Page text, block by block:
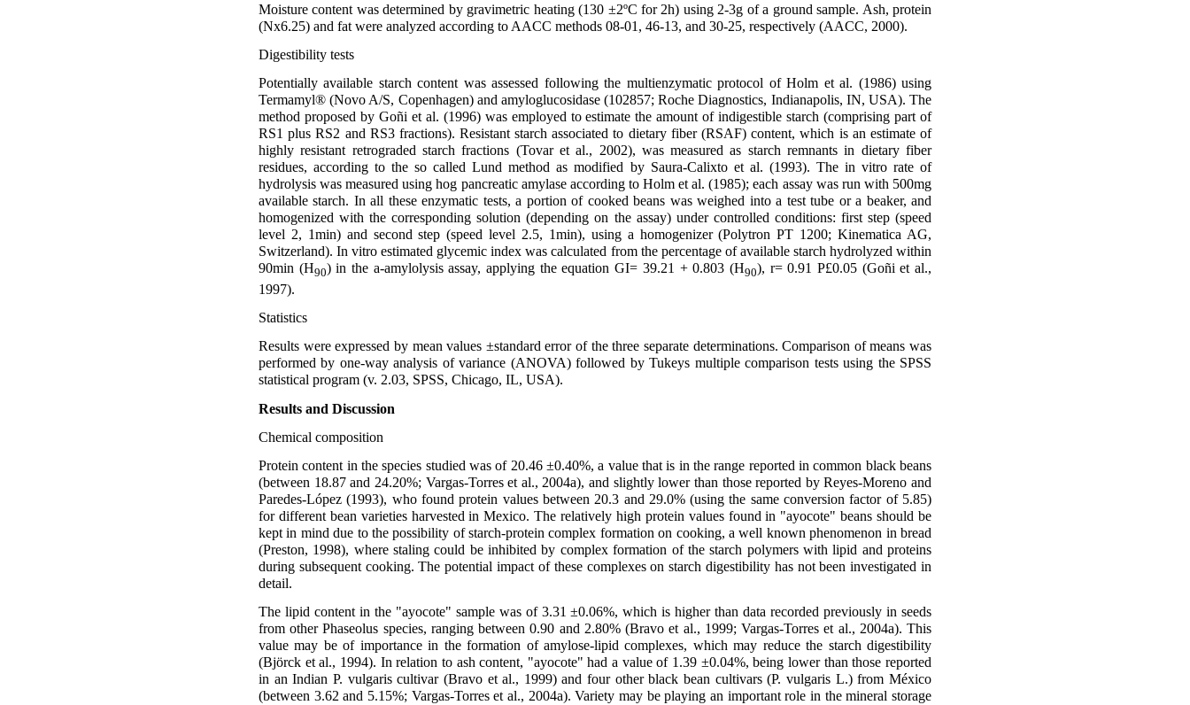
Moisture content was determined by gravimetric heating (130 ±2ºC for 2h) using 2-3g of a ground sample. Ash, protein
(Nx6.25) and fat were analyzed according to AACC methods 08-01, 46-13, and 30-25, respectively (AACC, 2000).
Digestibility tests
Potentially available starch content was assessed following the multienzymatic protocol of Holm et al. (1986) using
Termamyl® (Novo A/S, Copenhagen) and amyloglucosidase (102857; Roche Diagnostics, Indianapolis, IN, USA). The
method proposed by Goñi et al. (1996) was employed to estimate the amount of indigestible starch (comprising part of
RS1 plus RS2 and RS3 fractions). Resistant starch associated to dietary fiber (RSAF) content, which is an estimate of
highly resistant retrograded starch fractions (Tovar et al., 2002), was measured as starch remnants in dietary fiber
residues, according to the so called Lund method as modified by Saura-Calixto et al. (1993). The in vitro rate of
hydrolysis was measured using hog pancreatic amylase according to Holm et al. (1985); each assay was run with 500mg
available starch. In all these enzymatic tests, a portion of cooked beans was weighed into a test tube or a beaker, and
homogenized with the corresponding solution (depending on the assay) under controlled conditions: first step (speed
level 2, 1min) and second step (speed level 2.5, 1min), using a homogenizer (Polytron PT 1200; Kinematica AG,
Switzerland). In vitro estimated glycemic index was calculated from the percentage of available starch hydrolyzed within
90min (H90) in the a-amylolysis assay, applying the equation GI= 39.21 + 0.803 (H90), r= 0.91 P£0.05 (Goñi et al.,
1997).
Statistics
Results were expressed by mean values ±standard error of the three separate determinations. Comparison of means was
performed by one-way analysis of variance (ANOVA) followed by Tukeys multiple comparison tests using the SPSS
statistical program (v. 2.03, SPSS, Chicago, IL, USA).
Results and Discussion
Chemical composition
Protein content in the species studied was of 20.46 ±0.40%, a value that is in the range reported in common black beans
(between 18.87 and 24.20%; Vargas-Torres et al., 2004a), and slightly lower than those reported by Reyes-Moreno and
Paredes-López (1993), who found protein values between 20.3 and 29.0% (using the same conversion factor of 5.85)
for different bean varieties harvested in Mexico. The relatively high protein values found in "ayocote" beans should be
kept in mind due to the possibility of starch-protein complex formation on cooking, a well known phenomenon in bread
(Preston, 1998), where staling could be inhibited by complex formation of the starch polymers with lipid and proteins
during subsequent cooking. The potential impact of these complexes on starch digestibility has not been investigated in
detail.
The lipid content in the "ayocote" sample was of 3.31 ±0.06%, which is higher than data recorded previously in seeds
from other Phaseolus species, ranging between 0.90 and 2.80% (Bravo et al., 1999; Vargas-Torres et al., 2004a). This
value may be of importance in the formation of amylose-lipid complexes, which may reduce the starch digestibility
(Björck et al., 1994). In relation to ash content, "ayocote" had a value of 1.39 ±0.04%, being lower than those reported
in an Indian P. vulgaris cultivar (Bravo et al., 1999) and four other black bean cultivars (P. vulgaris L.) from México
(between 3.62 and 5.15%; Vargas-Torres et al., 2004a). Variety may be playing an important role in the mineral storage